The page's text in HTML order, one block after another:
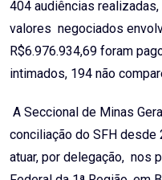
404 audiências
valores negociados
R$6.976.934,69 foram
intimados, 194 não
A Seccional de Minas
conciliação do SFH
atuar, por delegação, nos